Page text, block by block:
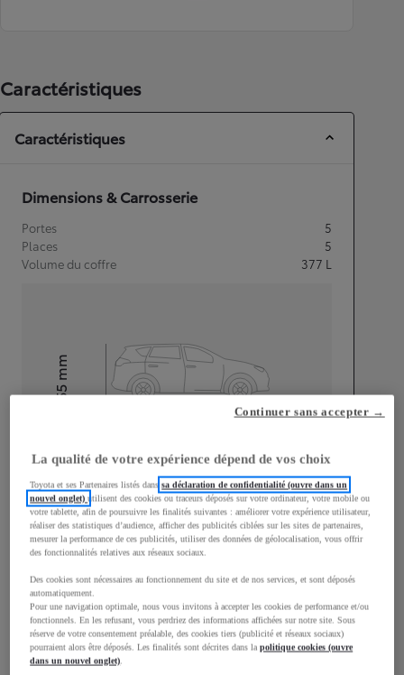
Caractéristiques
Caractéristiques
Dimensions & Carrosserie
Portes
5
Places
5
Volume du coffre
377 L
Hauteur
1 555
mm
1 795 mm
Consommation mixte
La qualité de votre expérience dépend de vos choix
Toyota et ses Partenaires listés danssa déclaration de confidentialité (ouvre dans un
nouvel onglet)utilisent des cookies ou traceurs déposés sur votre ordinateur, votre mobile ou
votre tablette, afin de poursuivre les finalités suivantes : améliorer votre expérience utilisateur,
réaliser des statistiques d’audience, afficher des publicités ciblées sur les sites de partenaires,
mesurer la performance de ces publicités, utiliser des données de géolocalisation, vous offrir
des fonctionnalités relatives aux réseaux sociaux.
Des cookies sont nécessaires au fonctionnement du site et de nos services, et sont déposés
automatiquement.
Pour une navigation optimale, nous vous invitons à accepter les cookies de performance et/ou
fonctionnels. En les refusant, vous perdriez des informations affichées sur notre site. Sous
réserve de votre consentement préalable, des cookies tiers (publicité et réseaux sociaux)
pourraient alors être déposés. Les finalités sont décrites dans lapolitique cookies (ouvre
dans un nouvel onglet)
Continuer sans accepter →